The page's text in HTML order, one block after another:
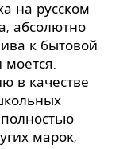
на русском
абсолютно
к бытовой
моется.
в качестве
марок,